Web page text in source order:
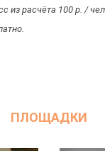
из расчёта 100 р. /
ПЛОЩАДКИ